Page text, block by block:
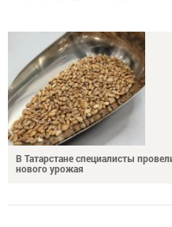
В Татарстане специалисты
нового урожая